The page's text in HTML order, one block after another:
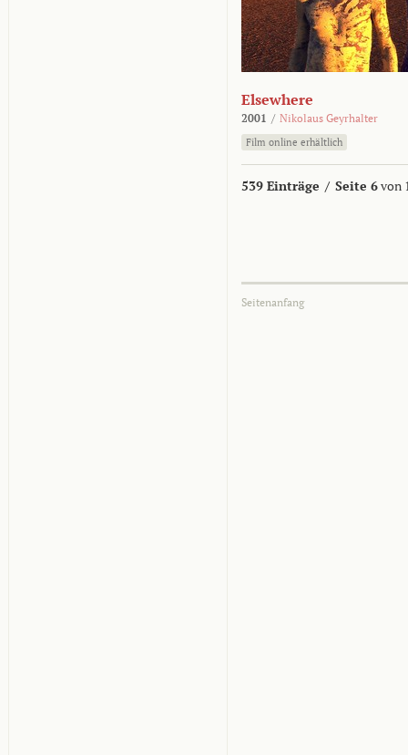
Elsewhere
2001 / Nikolaus Geyrhalter
Film online erhältlich
539 Einträge / Seite 6von
Seitenanfang